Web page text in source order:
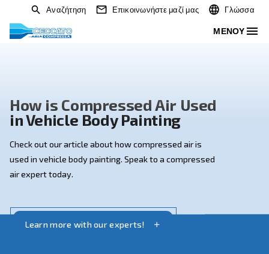
Αναζήτηση Επικοινωνήστε μαζί μας
How is Compressed Air
in Vehicle Body Painting
Check out our article about how compressed air is
air expert today.